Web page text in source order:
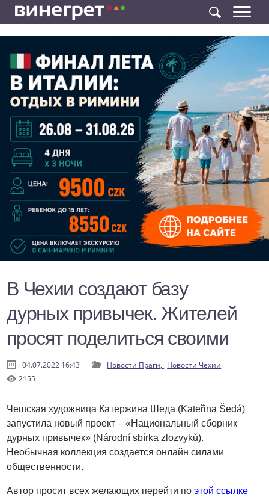
В Чехии создают базу
дурных привычек. Жителей
просят поделиться своими
04.07.2022 16:43 Новости Праги, Новости Чехии
2155
Чешская художница Катержина Шеда (Kateřina Šedá)
запустила новый проект – «Национальный сборник
дурных привычек» (Národní sbírka zlozvyků).
Необычная коллекция создается онлайн силами
общественности.
Автор просит всех желающих перейти поэтой ссылке